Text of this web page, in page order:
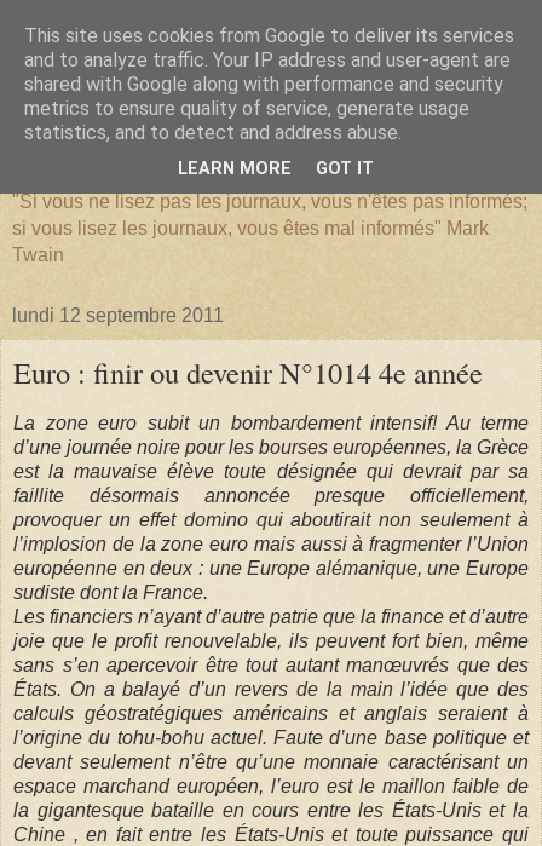
SERIATIM
"Si vous ne lisez pas les journaux, vous n'êtes pas informés;
si vous lisez les journaux, vous êtes mal informés" Mark
Twain
lundi 12 septembre 2011
Euro : finir ou devenir N°1014 4e année
La zone euro subit un bombardement intensif! Au terme
d’une journée noire pour les bourses européennes, la Grèce
est la mauvaise élève toute désignée qui devrait par sa
faillite désormais annoncée presque officiellement,
provoquer un effet domino qui aboutirait non seulement à
l’implosion de la zone euro mais aussi à fragmenter l’Union
européenne en deux : une Europe alémanique, une Europe
sudiste dont la France.
Les financiers n’ayant d’autre patrie que la finance et d’autre
joie que le profit renouvelable, ils peuvent fort bien, même
sans s’en apercevoir être tout autant manœuvrés que des
États. On a balayé d’un revers de la main l’idée que des
calculs géostratégiques américains et anglais seraient à
l’origine du tohu-bohu actuel. Faute d’une base politique et
devant seulement n’être qu’une monnaie caractérisant un
espace marchand européen, l’euro est le maillon faible de
la gigantesque bataille en cours entre les États-Unis et la
Chine , en fait entre les États-Unis et toute puissance qui
This site uses cookies from Google to deliver its services
and to analyze traffic. Your IP address and user-agent are
shared with Google along with performance and security
metrics to ensure quality of service, generate usage
statistics, and to detect and address abuse.
LEARN MORE GOT IT